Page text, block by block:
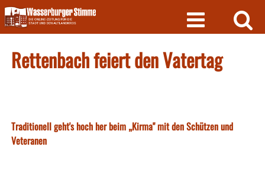
Skip
to
content
Rettenbach feiert den Vatertag
Traditionell geht's hoch her beim „Kirma" mit den Schützen und
Veteranen